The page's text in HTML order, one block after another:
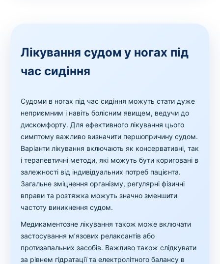
Лікування судом у ногах під
час сидіння
Судоми в ногах під час сидіння можуть стати дуже
неприємним і навіть болісним явищем, ведучи до
дискомфорту. Для ефективного лікування цього
симптому важливо визначити першопричину судом.
Варіанти лікування включають як консервативні, так
і терапевтичні методи, які можуть бути кориговані в
залежності від індивідуальних потреб пацієнта.
Загальне зміцнення організму, регулярні фізичні
вправи та розтяжка можуть значно зменшити
частоту виникнення судом.
Медикаментозне лікування також може включати
застосування м’язових релаксантів або
протизапальних засобів. Важливо також слідкувати
за рівнем гідратації та електролітного балансу в